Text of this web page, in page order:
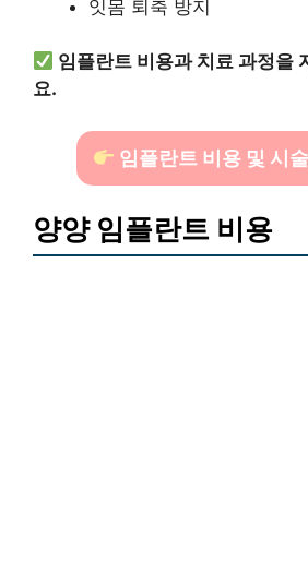
잇몸 퇴축 방지
임플란트 비용과 치료 과정을
요.
임플란트 비용 및 시
양양 임플란트 비용